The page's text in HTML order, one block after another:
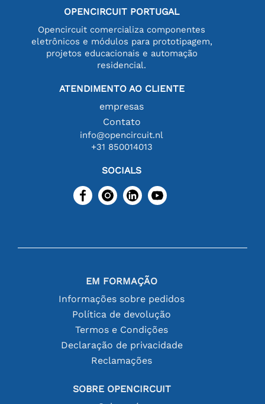
OPENCIRCUIT PORTUGAL
Opencircuit comercializa componentes
eletrônicos e módulos para prototipagem,
projetos educacionais e automação
residencial.
ATENDIMENTO AO CLIENTE
empresas
Contato
info@opencircuit.nl
+31 850014013
SOCIALS
EM FORMAÇÃO
Informações sobre pedidos
Política de devolução
Termos e Condições
Declaração de privacidade
Reclamações
SOBRE OPENCIRCUIT